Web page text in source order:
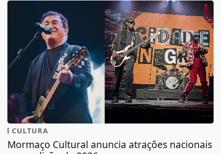
CULTURA
Mormaço Cultural anuncia atrações nacionais